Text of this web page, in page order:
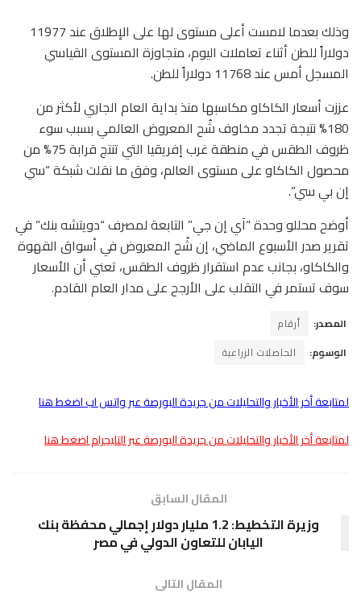
وذلك بعدما لامست أعلى مستوى لها على الإطلاق عند 11977
دولاراً للطن أثناء تعاملات اليوم، متجاوزة المستوى القياسي
المسجل أمس عند 11768 دولاراً للطن.
عززت أسعار الكاكاو مكاسبها منذ بداية العام الجاري لأكثر من
180% نتيجة تجدد مخاوف شُح المعروض العالمي بسبب سوء
ظروف الطقس في منطقة غرب إفريقيا التي تنتج قرابة 75% من
محصول الكاكاو على مستوى العالم، وفق ما نقلت شبكة “سي
إن بي سي”.
أوضح محللو وحدة “آي إن جي” التابعة لمصرف “دويتشه بنك” في
تقرير صدر الأسبوع الماضي، إن شُح المعروض في أسواق القهوة
والكاكاو، بجانب عدم استقرار ظروف الطقس، تعني أن الأسعار
سوف تستمر في التقلب على الأرجح على مدار العام القادم.
المصدر:
أرقام
الوسوم:
الحاصلات الزراعية
لمتابعة أخر الأخبار والتحليلات من جريدة البورصة عبر واتس اب اضغط هنا
لمتابعة أخر الأخبار والتحليلات من جريدة البورصة عبر التليجرام اضغط هنا
المقال السابق
وزيرة التخطيط: 1.2 مليار دولار إجمالي محفظة بنك
اليابان للتعاون الدولي في مصر
المقال التالى